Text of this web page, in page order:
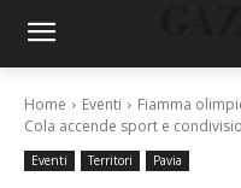
Home Eventi
Fiamma
Cola accende sport e
Eventi Territori Pavia